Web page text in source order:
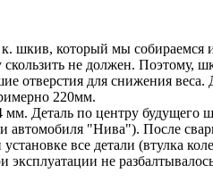
который мы собираемся
не должен. Поэтому,
отверстия для снижения
220мм.
Деталь по центру
автомобиля "Нива"). После
все детали (втулка
не